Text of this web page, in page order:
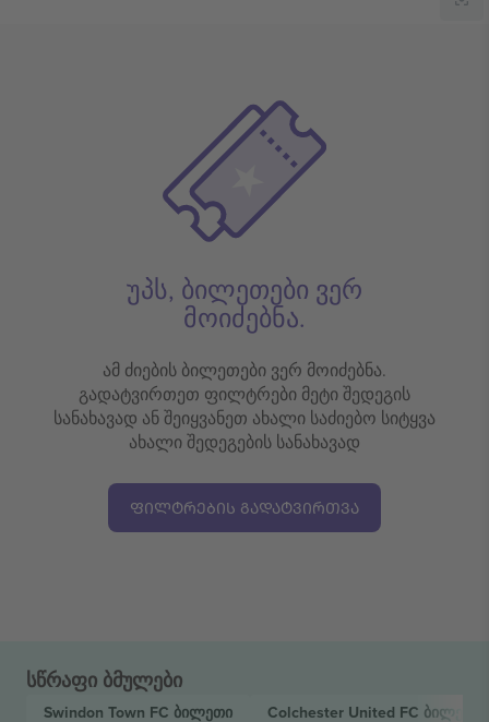
უპს, ბილეთები ვერ
მოიძებნა.
ამ ძიების ბილეთები ვერ მოიძებნა.
გადატვირთეთ ფილტრები მეტი შედეგის
სანახავად ან შეიყვანეთ ახალი საძიებო სიტყვა
ახალი შედეგების სანახავად
ᲤᲘᲚᲢᲠᲔᲑᲘᲡ ᲒᲐᲓᲐᲢᲕᲘᲠᲗᲕᲐ
სწრაფი ბმულები
Swindon Town FC ბილეთი Colchester United FC ბილეთი